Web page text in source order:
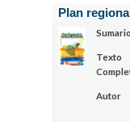
Plan
Sumario
Texto
Autor